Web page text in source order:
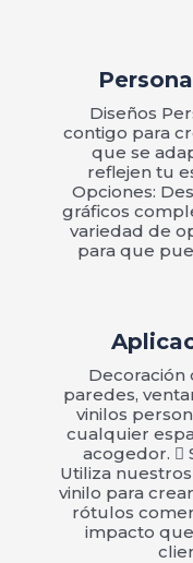
Diseños
contigo para
que se
reflejen tu
Opciones:
gráficos
variedad de
para que
Decoración
paredes,
vinilos
cualquier
acogedor. 
Utiliza
vinilo para
rótulos
impacto